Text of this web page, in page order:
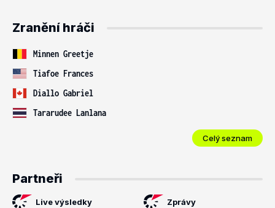
Zranění hráči
Minnen Greetje
Tiafoe Frances
Diallo Gabriel
Tararudee Lanlana
Celý seznam
Partneři
Live výsledky Zprávy